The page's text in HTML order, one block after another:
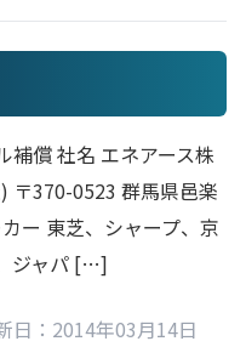
補償 社名 エネアース株
〒370-0523 群馬県邑楽
ー 東芝、シャープ、京
ジャパ […]
日：2014年03月14日